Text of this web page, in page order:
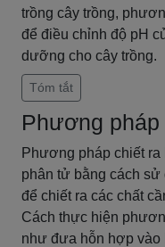
trồng cây trồng,
để điều chỉnh độ pH
dưỡng cho cây trồng.
Tóm tắt
Phương pháp
Phương pháp chiết
phân tử bằng cách
để chiết ra các chất
Cách thực hiện
như đưa hỗn hợp vào